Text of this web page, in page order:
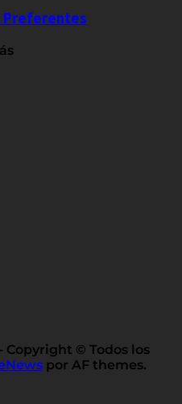
Preferentes
Copyright © Todos los
por AF themes.